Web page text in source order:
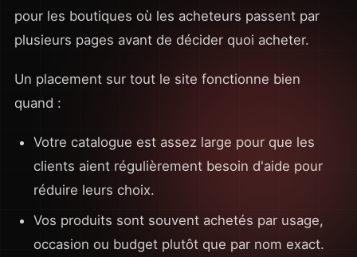
pour les boutiques où les acheteurs passent par
plusieurs pages avant de décider quoi acheter.
Un placement sur tout le site fonctionne bien
quand :
Votre catalogue est assez large pour que les
clients aient régulièrement besoin d'aide pour
réduire leurs choix.
Vos produits sont souvent achetés par usage,
occasion ou budget plutôt que par nom exact.